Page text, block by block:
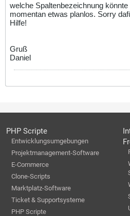
welche Spaltenbezeichnung
momentan etwas planlos. Sorry
Hilfe!
Gruß
Daniel
PHP Scripte
Entwicklungsumgebungen
Projektmanagement-Software
E-Commerce
Clone-Scripts
Marktplatz-Software
Ticket & Supportsysteme
PHP Scripte